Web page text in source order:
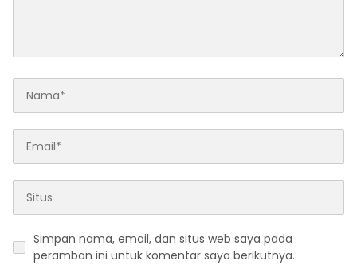
Simpan nama, email, dan situs web saya pada
peramban ini untuk komentar saya berikutnya.